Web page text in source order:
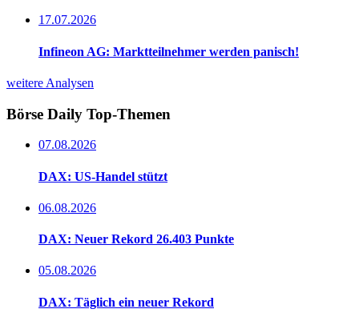
17.07.2026
Infineon AG: Marktteilnehmer werden panisch!
weitere Analysen
Börse Daily Top-Themen
07.08.2026
DAX: US-Handel stützt
06.08.2026
DAX: Neuer Rekord 26.403 Punkte
05.08.2026
DAX: Täglich ein neuer Rekord